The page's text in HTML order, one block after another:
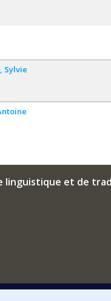
Sylvie
linguistique et de